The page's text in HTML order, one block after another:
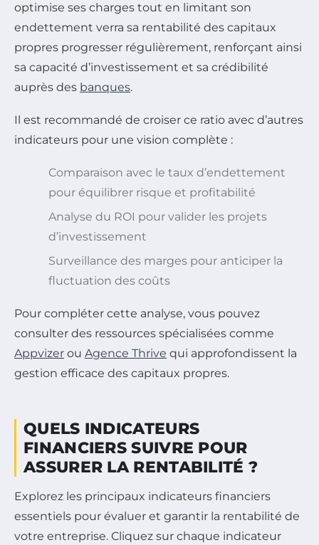
optimise ses charges tout en limitant son
endettement verra sa rentabilité des capitaux
propres progresser régulièrement, renforçant ainsi
sa capacité d’investissement et sa crédibilité
auprès des banques.
Il est recommandé de croiser ce ratio avec d’autres
indicateurs pour une vision complète :
Comparaison avec le taux d’endettement
pour équilibrer risque et profitabilité
Analyse du ROI pour valider les projets
d’investissement
Surveillance des marges pour anticiper la
fluctuation des coûts
Pour compléter cette analyse, vous pouvez
consulter des ressources spécialisées comme
Appvizer ou Agence Thrive qui approfondissent la
gestion efficace des capitaux propres.
QUELS INDICATEURS
FINANCIERS SUIVRE POUR
ASSURER LA RENTABILITÉ ?
Explorez les principaux indicateurs financiers
essentiels pour évaluer et garantir la rentabilité de
votre entreprise. Cliquez sur chaque indicateur